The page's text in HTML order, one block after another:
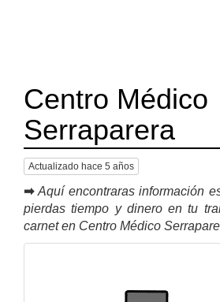
Centro Médico
Serraparera
Actualizado hace 5 años
➡ Aquí encontraras información
pierdas tiempo y dinero en tu
carnet en Centro Médico